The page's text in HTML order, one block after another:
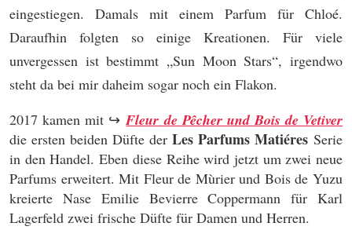
eingestiegen. Damals mit einem Parfum für Chloé.
Daraufhin folgten so einige Kreationen. Für viele
unvergessen ist bestimmt „Sun Moon Stars“, irgendwo
steht da bei mir daheim sogar noch ein Flakon.
2017 kamen mit ↪Fleur de Pêcher und Bois de Vetiver
die ersten beiden Düfte derLes Parfums Matiéres Serie
in den Handel. Eben diese Reihe wird jetzt um zwei neue
Parfums erweitert. Mit Fleur de Mùrier und Bois de Yuzu
kreierte Nase Emilie Bevierre Coppermann für Karl
Lagerfeld zwei frische Düfte für Damen und Herren.